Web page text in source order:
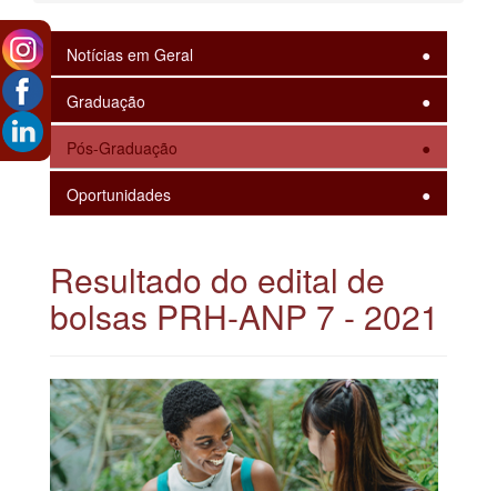
Notícias em Geral
Graduação
Pós-Graduação
Oportunidades
Resultado do edital de
bolsas PRH-ANP 7 - 2021